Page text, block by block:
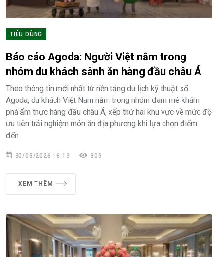
TIÊU DÙNG
Báo cáo Agoda: Người Việt nằm trong
nhóm du khách sành ăn hàng đầu châu Á
Theo thông tin mới nhất từ nền tảng du lịch kỹ thuật số
Agoda, du khách Việt Nam nằm trong nhóm đam mê khám
phá ẩm thực hàng đầu châu Á, xếp thứ hai khu vực về mức độ
ưu tiên trải nghiệm món ăn địa phương khi lựa chọn điểm
đến.
30/03/2026 16:13 309
XEM THÊM